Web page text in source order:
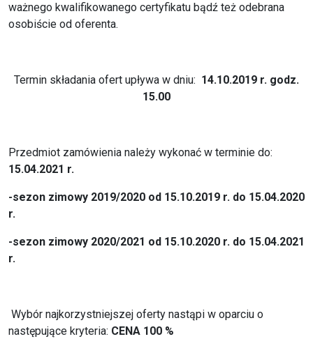
ważnego kwalifikowanego certyfikatu bądź też odebrana
osobiście od oferenta.
Termin składania ofert upływa w dniu: 14.10.2019 r. godz.
15.00
Przedmiot zamówienia należy wykonać w terminie do:
15.04.2021 r.
-sezon zimowy 2019/2020 od 15.10.2019 r. do 15.04.2020
r.
-sezon zimowy 2020/2021 od 15.10.2020 r. do 15.04.2021
r.
Wybór najkorzystniejszej oferty nastąpi w oparciu o
następujące kryteria: CENA 100 %